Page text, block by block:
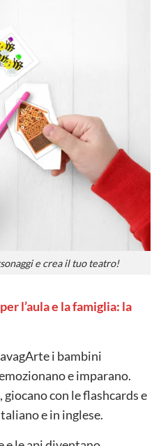
e crea il tuo teatro!
l’aula e la famiglia: la
i bambini
e imparano.
con le flashcards e
e in inglese.